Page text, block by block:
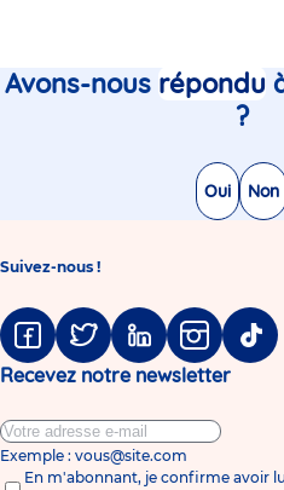
Avons-nous répondu
?
Non
Oui
Suivez-nous !
Facebook
TwitterLinkedinInstagram
Tiktok
Recevez notre newsletter
Exemple : vous@site.com
En m'abonnant, je confirme avoir